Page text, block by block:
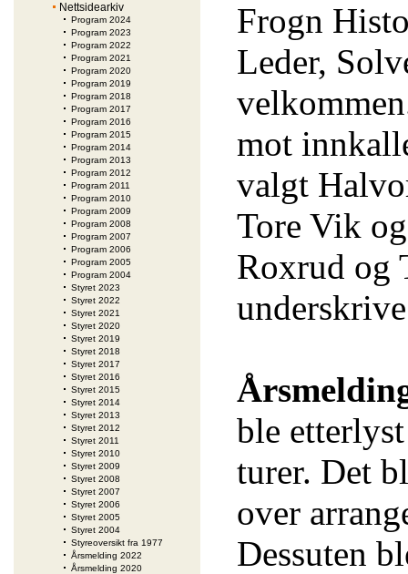
Nettsidearkiv
Program 2024
Program 2023
Program 2022
Program 2021
Program 2020
Program 2019
Program 2018
Program 2017
Program 2016
Program 2015
Program 2014
Program 2013
Program 2012
Program 2011
Program 2010
Program 2009
Program 2008
Program 2007
Program 2006
Program 2005
Program 2004
Styret 2023
Styret 2022
Styret 2021
Styret 2020
Styret 2019
Styret 2018
Styret 2017
Styret 2016
Styret 2015
Styret 2014
Styret 2013
Styret 2012
Styret 2011
Styret 2010
Styret 2009
Styret 2008
Styret 2007
Styret 2006
Styret 2005
Styret 2004
Styreoversikt fra 1977
Årsmelding 2022
Årsmelding 2020
Frogn
Leder,
mot
valgt
Tore Vik
Roxrud og
ble
turer. Det
over
Dessuten